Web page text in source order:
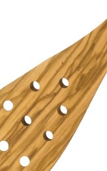
Åpent i
0 i